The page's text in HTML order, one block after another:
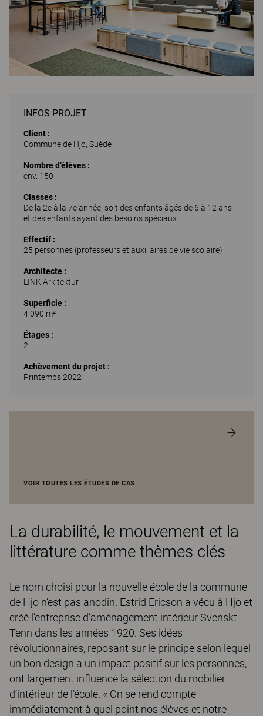
INFOS PROJET
Client :
Commune de Hjo, Suède
Nombre d’élèves :
env. 150
Classes :
De la 2e à la 7e année, soit des enfants âgés de 6 à 12 ans
et des enfants ayant des besoins spéciaux
Effectif :
25 personnes (professeurs et auxiliaires de vie scolaire)
Architecte :
LINK Arkitektur
Superficie :
4 090 m²
Étages :
2
Achèvement du projet :
Printemps 2022
VOIR TOUTES LES ÉTUDES DE CAS
La durabilité, le mouvement et la
littérature comme thèmes clés
Le nom choisi pour la nouvelle école de la commune
de Hjo n’est pas anodin. Estrid Ericson a vécu à Hjo et
créé l’entreprise d’aménagement intérieur Svenskt
Tenn dans les années 1920. Ses idées
révolutionnaires, reposant sur le principe selon lequel
un bon design a un impact positif sur les personnes,
ont largement influencé la sélection du mobilier
d’intérieur de l’école. « On se rend compte
immédiatement à quel point nos élèves et notre